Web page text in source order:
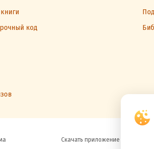
код
Скачать приложение